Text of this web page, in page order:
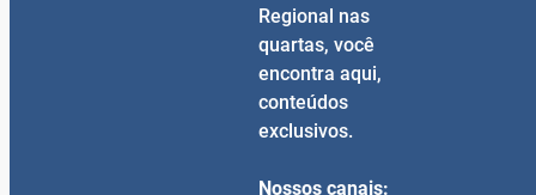
Regional nas
quartas, você
encontra aqui,
conteúdos
exclusivos.
Nossos canais: